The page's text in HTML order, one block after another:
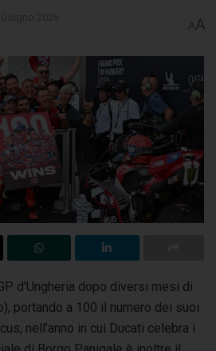
AA
d’Ungheria dopo diversi mesi di
portando a 100 il numero dei suoi
nell’anno in cui Ducati celebra i